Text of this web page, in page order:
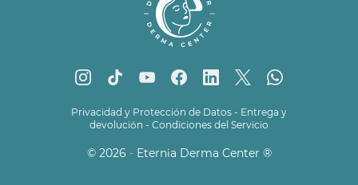
Privacidad y Protección de Datos - Entrega y
devolución - Condiciones del Servicio
© 2026 - Eternia Derma Center ®